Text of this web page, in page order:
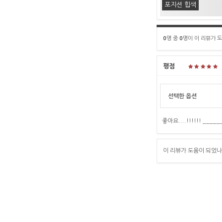
포지션 힙색
0명 중 0명이 이 리뷰가
평점
선택한 옵션
좋아요....!!!!!!
이 리뷰가 도움이 되었